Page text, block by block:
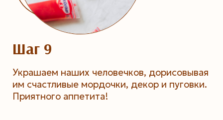
Шаг 9
Украшаем наших человечков, дорисовывая
им счастливые мордочки, декор и пуговки.
Приятного аппетита!